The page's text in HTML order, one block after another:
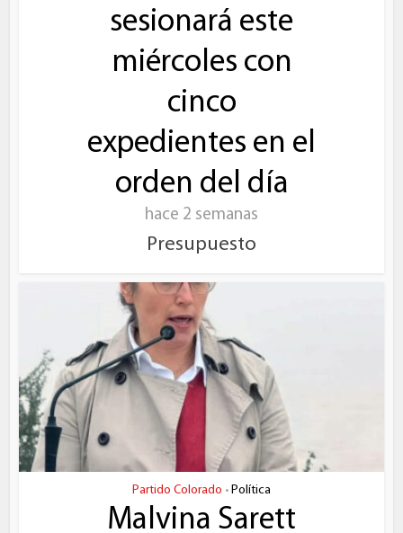
sesionará este
miércoles con
cinco
expedientes en el
orden del día
hace 2 semanas
Presupuesto
Partido Colorado • Política
Malvina Sarett